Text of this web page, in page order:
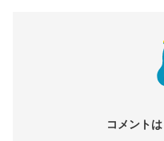
コメント